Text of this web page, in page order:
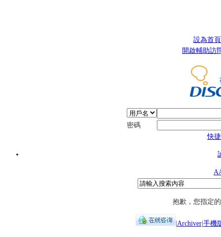
設為首頁
開啟輔助訪
密碼
快
抱歉，您指定
| Archiver| 手機